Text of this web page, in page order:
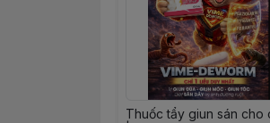
Thuốc tẩy giun sán cho